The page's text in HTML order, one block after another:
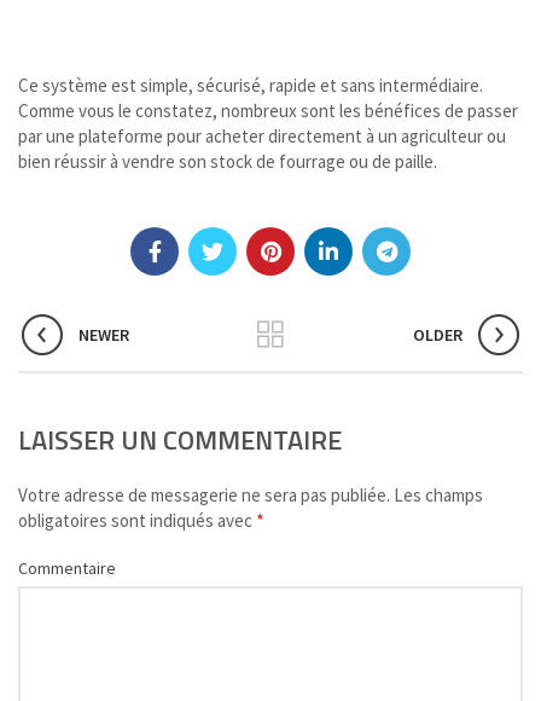
Ce système est simple, sécurisé, rapide et sans intermédiaire.
Comme vous le constatez, nombreux sont les bénéfices de passer
par une plateforme pour acheter directement à un agriculteur ou
bien réussir à vendre son stock de fourrage ou de paille.
NEWER OLDER
LAISSER UN COMMENTAIRE
Votre adresse de messagerie ne sera pas publiée. Les champs
obligatoires sont indiqués avec *
Commentaire